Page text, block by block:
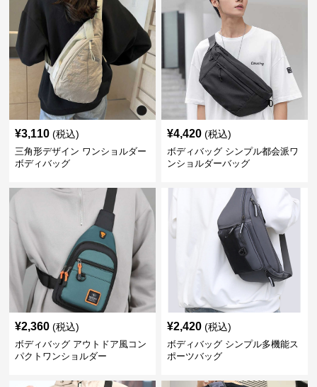
¥3,110 (税込)
三角形デザイン ワンショルダー
ボディバッグ
¥4,420 (税込)
ボディバッグ シンプル都会派ワ
ンショルダーバッグ
¥2,360 (税込)
ボディバッグ アウトドア風コン
パクトワンショルダー
¥2,420 (税込)
ボディバッグ シンプル多機能ス
ポーツバッグ